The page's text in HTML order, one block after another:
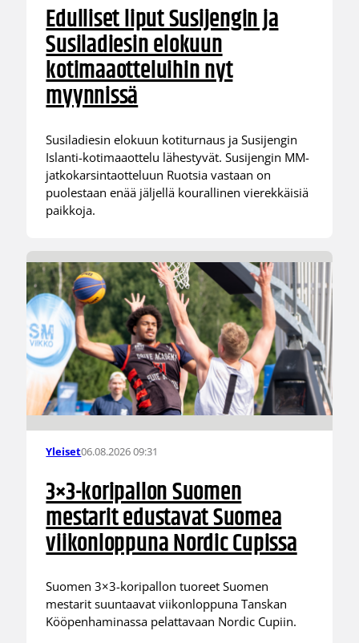
Edulliset liput Susijengin ja
Susiladiesin elokuun
kotimaaotteluihin nyt
myynnissä
Susiladiesin elokuun kotiturnaus ja Susijengin
Islanti-kotimaaottelu lähestyvät. Susijengin MM-
jatkokarsintaotteluun Ruotsia vastaan on
puolestaan enää jäljellä kourallinen vierekkäisiä
paikkoja.
Yleiset06.08.2026 09:31
3×3-koripallon Suomen
mestarit edustavat Suomea
viikonloppuna Nordic Cupissa
Suomen 3×3-koripallon tuoreet Suomen
mestarit suuntaavat viikonloppuna Tanskan
Kööpenhaminassa pelattavaan Nordic Cupiin.